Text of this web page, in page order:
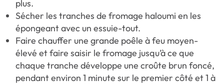
plus.
Sécher les tranches de fromage haloumi en les
épongeant avec un essuie-tout.
Faire chauffer une grande poêle à feu moyen-
élevé et faire saisir le fromage jusqu’à ce que
chaque tranche développe une croûte brun foncé,
pendant environ 1 minute sur le premier côté et 1 à